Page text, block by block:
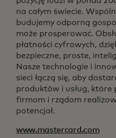
na całym świecie.
budujemy odporną
może prosperować.
płatności cyfrowych,
bezpieczne, proste,
Nasze technologie i
sieci łączą się, aby
produktów i usług, które
firmom i rządom
potencjał.
www.mastercard.com